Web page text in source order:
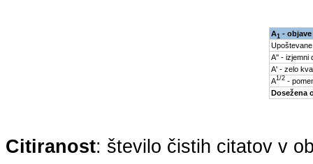
A1 - objave
A'' - izjemni
A' - zelo
A1/2-
Dosežena
Citiranost: število čistih citatov v